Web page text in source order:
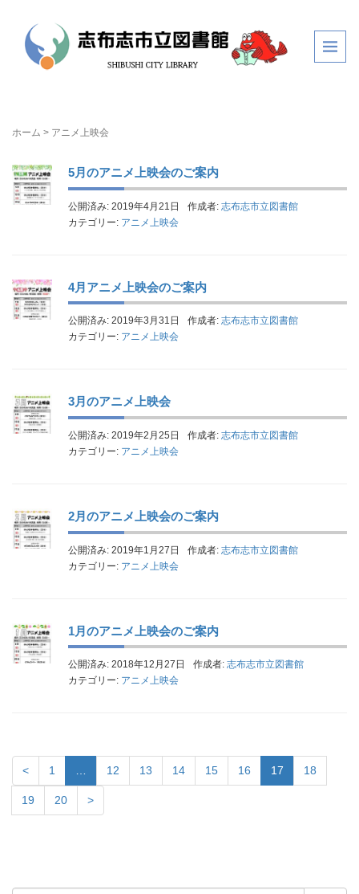
ホーム > アニメ上映会
5月のアニメ上映会のご案内
公開済み: 2019年4月21日 作成者: 志布志市立図書館
カテゴリー: アニメ上映会
4月アニメ上映会のご案内
公開済み: 2019年3月31日 作成者: 志布志市立図書館
カテゴリー: アニメ上映会
3月のアニメ上映会
公開済み: 2019年2月25日 作成者: 志布志市立図書館
カテゴリー: アニメ上映会
2月のアニメ上映会のご案内
公開済み: 2019年1月27日 作成者: 志布志市立図書館
カテゴリー: アニメ上映会
1月のアニメ上映会のご案内
公開済み: 2018年12月27日 作成者: 志布志市立図書館
カテゴリー: アニメ上映会
< 1 … 12 13 14 15 16 17 18
19 20 >